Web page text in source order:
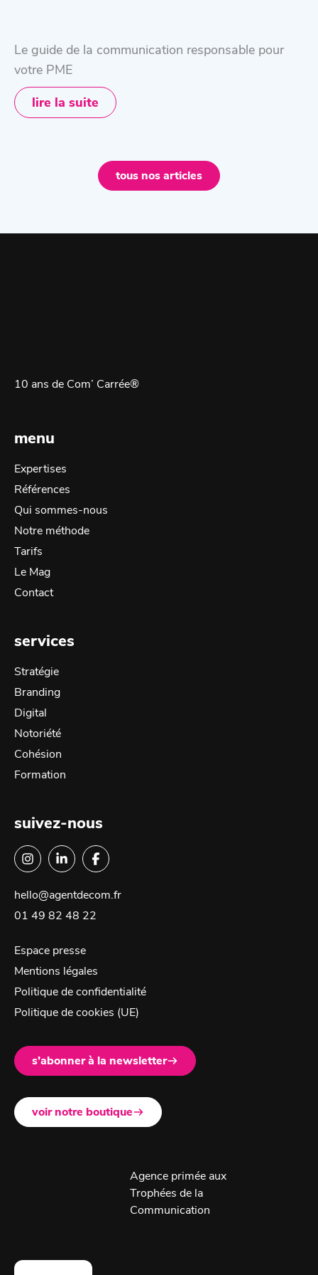
Le guide de la communication responsable pour
votre PME
lire la suite
tous nos articles
10 ans de Com’ Carrée®
menu
Expertises
Références
Qui sommes-nous
Notre méthode
Tarifs
Le Mag
Contact
services
Stratégie
Branding
Digital
Notoriété
Cohésion
Formation
suivez-nous
hello@agentdecom.fr
01 49 82 48 22
Espace presse
Mentions légales
Politique de confidentialité
Politique de cookies (UE)
s’abonner à la newsletter
voir notre boutique
Agence primée aux
Trophées de la
Communication